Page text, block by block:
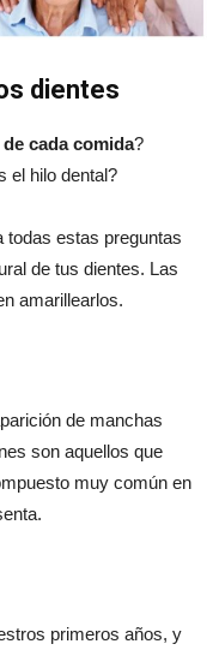
dientes
cada comida?
el hilo dental?
todas estas preguntas
de tus dientes. Las
amarillearlos.
de manchas
son aquellos que
muy común en
primeros años, y